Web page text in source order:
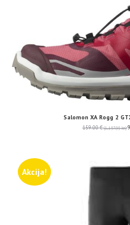
Salomon XA Rogg 2
159.00€ (1,197.99 kn)
Akcija!